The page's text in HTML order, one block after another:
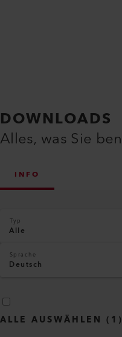
DOWNLOADS
Alles, was Sie
INFO
Typ
Alle
Sprache
Deutsch
ALLE AUSWÄHLEN ( 1 )